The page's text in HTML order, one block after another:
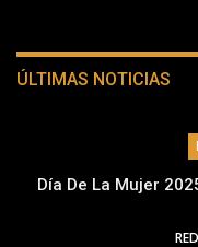
ÚLTIMAS NOTICIAS
Día De La Mujer